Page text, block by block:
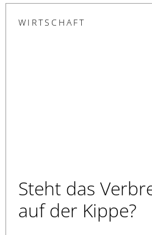
WIRTSCHAFT
Steht das
auf der Kippe?